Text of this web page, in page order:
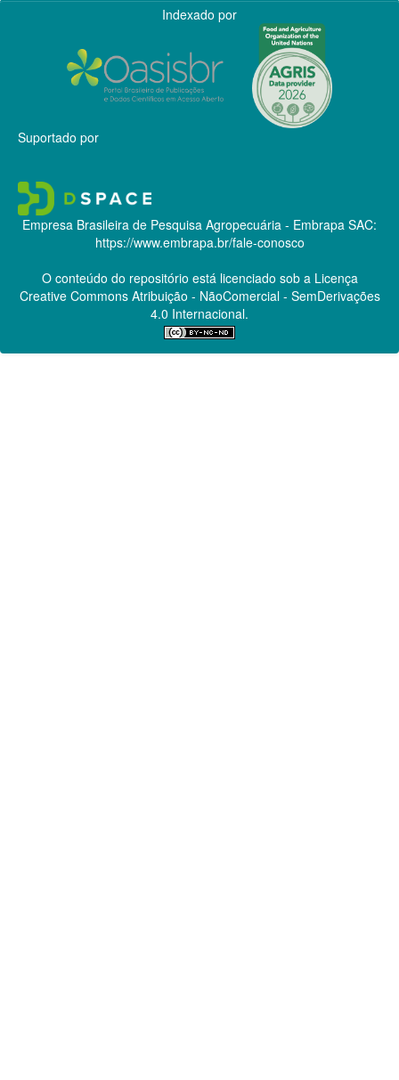
Indexado por
Suportado por
Empresa Brasileira de Pesquisa Agropecuária - Embrapa SAC:
https://www.embrapa.br/fale-conosco
O conteúdo do repositório está licenciado sob a Licença
Creative CommonsAtribuição - NãoComercial - SemDerivações
4.0 Internacional.